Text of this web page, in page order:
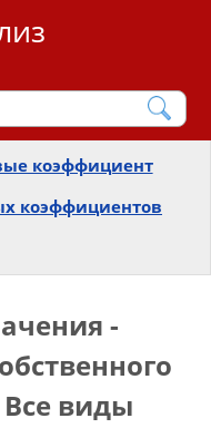
коэффициент
коэффициентов
-
Все виды